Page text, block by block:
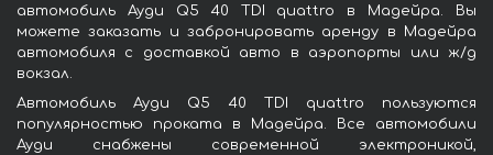
автомобиль Ауди Q5 40 TDI quattro в Мадейра. Вы
можете заказать и забронировать аренду в Мадейра
автомобиля с доставкой авто в аэропорты или ж/д
вокзал.
Автомобиль Ауди Q5 40 TDI quattro пользуются
популярностью проката в Мадейра. Все автомобили
Ауди снабжены современной электроникой,